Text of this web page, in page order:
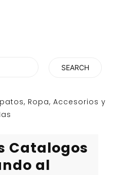
Ropa, Accesorios y
Catalogos
al